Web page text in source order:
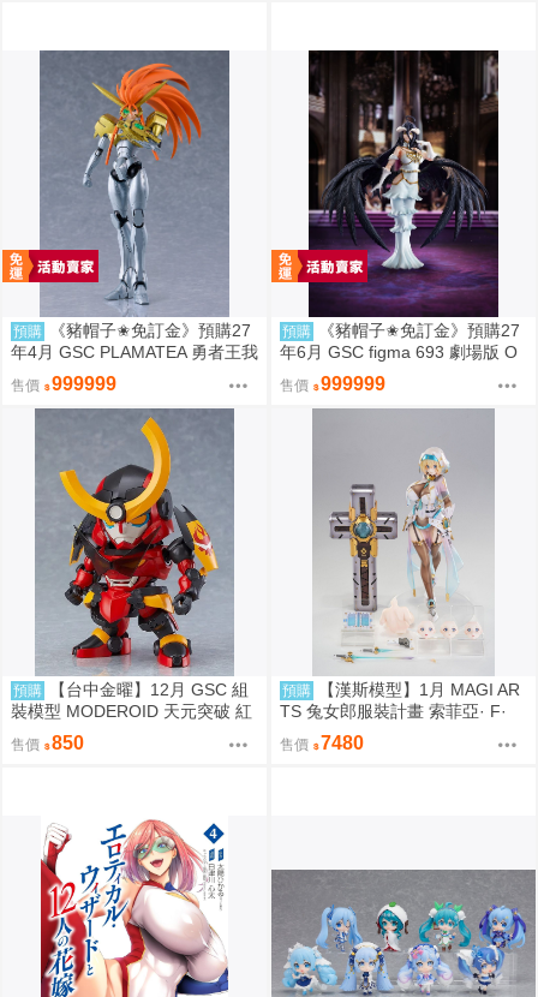
預購
《豬帽子✬免訂金》預購27
年4月 GSC PLAMATEA 勇者王我
王凱牙 獅子王凱 0906
售價 999999
預購
《豬帽子✬免訂金》預購27
年6月 GSC figma 693 劇場版 O
VERLORD 聖王國篇 雅兒貝德 0
913
售價 999999
預購
【台中金曜】12月 GSC 組
裝模型 MODEROID 天元突破 紅
蓮螺巖 紅蓮螺巖 再版 0904
售價 850
預購
【漢斯模型】1月 MAGI AR
TS 兔女郎服裝計畫 索菲亞· F·
希琳 機甲修女 亮色特別版 高峰N
adare
售價 7480